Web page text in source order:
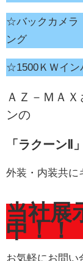
☆バックカメ
ング
☆1500ＫＷイ
ＡＺ－ＭＡ
ンの
「ラクーンⅡ」
外装・内装共に
当社展
中！！
お気軽にお問い